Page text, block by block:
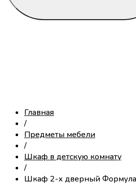
Главная
/
Предметы мебели
/
Шкаф в детскую комнату
/
Шкаф 2-х дверный Формула